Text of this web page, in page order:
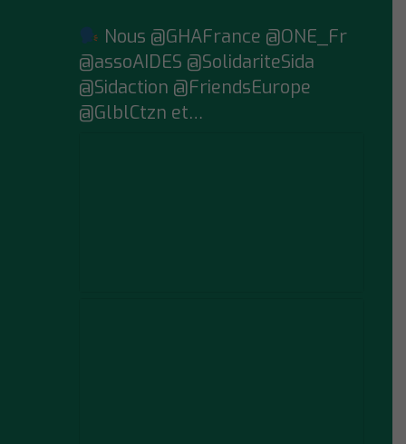
Nous @GHAFrance @ONE_Fr
@assoAIDES @SolidariteSida
@Sidaction @FriendsEurope
@GlblCtzn et…